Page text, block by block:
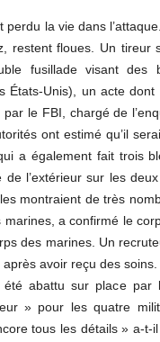
perdu la vie dans
restent floues. Un
fusillade visant des
États-Unis), un acte
le FBI, chargé de
ont estimé qu’il
a également fait trois
de l’extérieur sur les
montraient de très
marines, a confirmé le
des marines. Un
après avoir reçu des
abattu sur place par
» pour les quatre
tous les détails » a-